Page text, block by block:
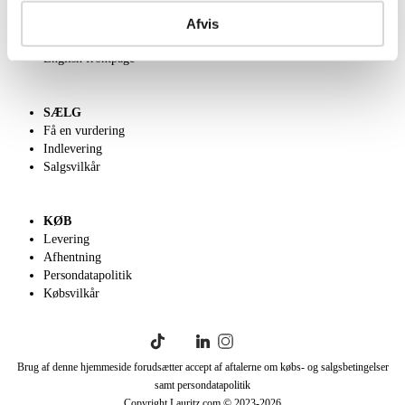
Afvis
Om Lauritz.com
English frontpage
SÆLG
Få en vurdering
Indlevering
Salgsvilkår
KØB
Levering
Afhentning
Persondatapolitik
Købsvilkår
Brug af denne hjemmeside forudsætter accept af aftalerne om købs- og salgsbetingelser
samt persondatapolitik